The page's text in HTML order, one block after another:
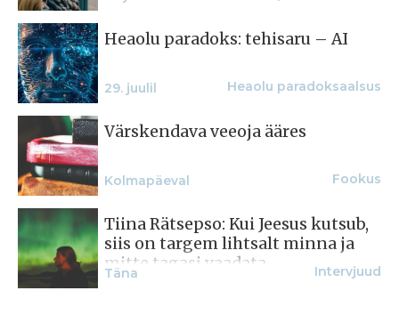
Heaolu paradoks: tehisaru – AI
29. juulil Heaolu paradoksaalsus
Värskendava veeoja ääres
Kolmapäeval Fookus
Tiina Rätsepso: Kui Jeesus kutsub,
siis on targem lihtsalt minna ja
mitte tagasi vaadata
Täna Intervjuud